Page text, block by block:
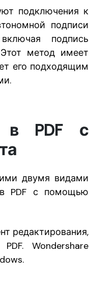
подключения к
подписи
подпись
метод имеет
его подходящим
в PDF с
двумя видами
в PDF с помощью
редактирования,
Wondershare